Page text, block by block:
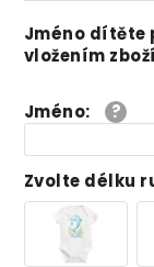
Jméno dítěte
vložením
Jméno:
Zvolte délku